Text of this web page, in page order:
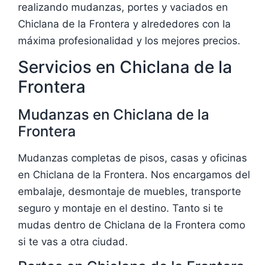
realizando mudanzas, portes y vaciados en
Chiclana de la Frontera y alrededores con la
máxima profesionalidad y los mejores precios.
Servicios en Chiclana de la
Frontera
Mudanzas en Chiclana de la
Frontera
Mudanzas completas de pisos, casas y oficinas
en Chiclana de la Frontera. Nos encargamos del
embalaje, desmontaje de muebles, transporte
seguro y montaje en el destino. Tanto si te
mudas dentro de Chiclana de la Frontera como
si te vas a otra ciudad.